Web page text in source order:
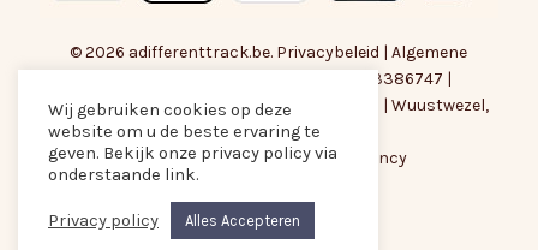
Subtotaal:
Bekijk Winkelwagen
© 2026 adifferenttrack.be. Privacybeleid |Algemene
| BTW-nummer : BE0783386747 |
amber@adifferenttrack.be|+32474118828
| Wuustwezel,
België
Met liefde gemaakt doorAre Agency
facebookinstagram
Wij gebruiken cookies op deze
website om u de beste ervaring te
geven. Bekijk onze privacy policy via
onderstaande link.
Privacy policy Alles Accepteren